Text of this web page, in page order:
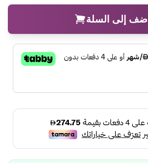
أضف إلى السلة